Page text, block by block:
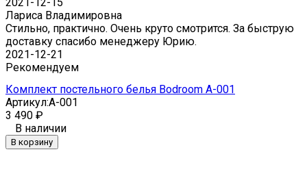
Лариса Владимировна
Стильно, практично. Очень круто смотрится. За быструю
доставку спасибо менеджеру Юрию.
2021-12-21
Рекомендуем
Комплект постельного белья Bodroom A-001
Артикул:A-001
3 490 ₽
В наличии
В корзину